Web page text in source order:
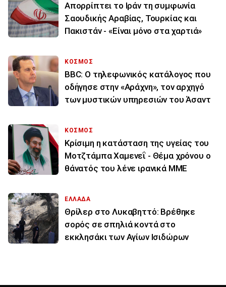
Απορρίπτει το Ιράν τη συμφωνία
Σαουδικής Αραβίας, Τουρκίας και
Πακιστάν - «Είναι μόνο στα χαρτιά»
ΚΟΣΜΟΣ
BBC: Ο τηλεφωνικός κατάλογος που
οδήγησε στην «Αράχνη», τον αρχηγό
των μυστικών υπηρεσιών του Άσαντ
ΚΟΣΜΟΣ
Κρίσιμη η κατάσταση της υγείας του
Μοτζτάμπα Χαμενεΐ - Θέμα χρόνου ο
θάνατός του λένε ιρανικά ΜΜΕ
ΕΛΛΑΔΑ
Θρίλερ στο Λυκαβηττό: Βρέθηκε
σορός σε σπηλιά κοντά στο
εκκλησάκι των Αγίων Ισιδώρων